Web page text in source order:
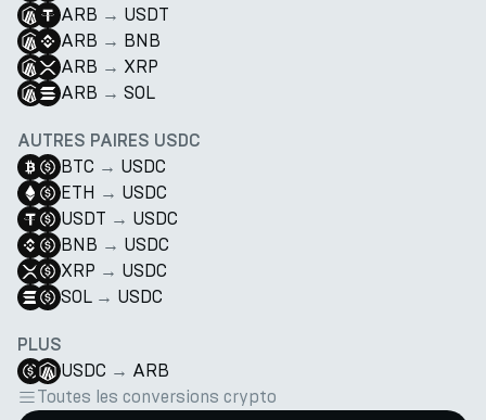
ARB → USDT
ARB → BNB
ARB → XRP
ARB → SOL
AUTRES PAIRES USDC
BTC → USDC
ETH → USDC
USDT → USDC
BNB → USDC
XRP → USDC
SOL → USDC
PLUS
USDC → ARB
Toutes les conversions crypto